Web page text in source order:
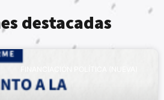
destacadas